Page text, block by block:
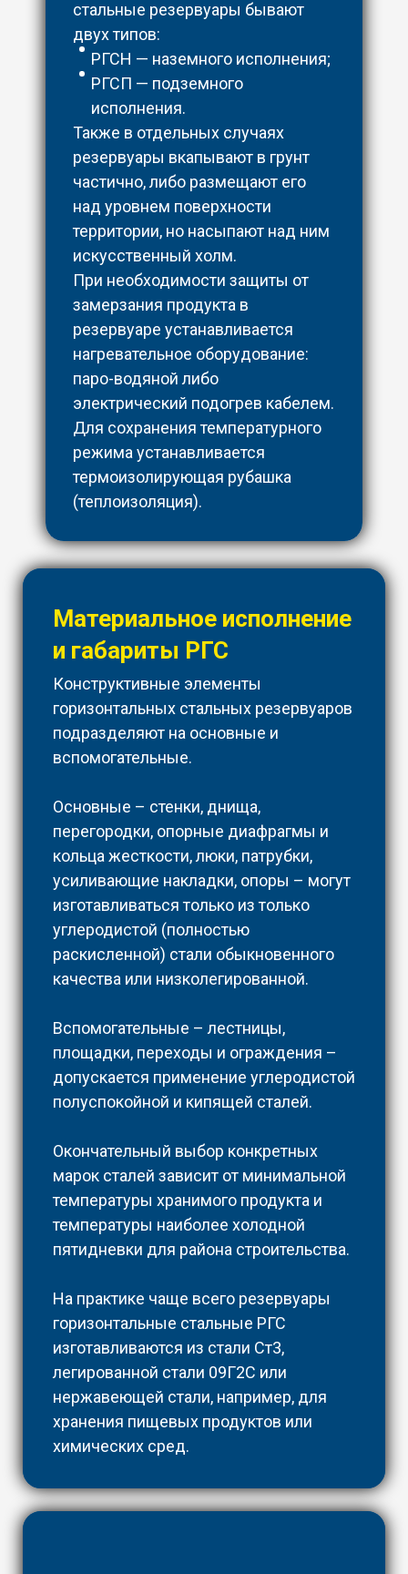
стальные резервуары бывают
двух типов:
РГСН — наземного исполнения;
РГСП — подземного
исполнения.
Также в отдельных случаях
резервуары вкапывают в грунт
частично, либо размещают его
над уровнем поверхности
территории, но насыпают над ним
искусственный холм.
При необходимости защиты от
замерзания продукта в
резервуаре устанавливается
нагревательное оборудование:
паро-водяной либо
электрический подогрев кабелем.
Для сохранения температурного
режима устанавливается
термоизолирующая рубашка
(теплоизоляция).
Материальное исполнение
и габариты РГС
Конструктивные элементы
горизонтальных стальных резервуаров
подразделяют на основные и
вспомогательные.
Основные – стенки, днища,
перегородки, опорные диафрагмы и
кольца жесткости, люки, патрубки,
усиливающие накладки, опоры – могут
изготавливаться только из только
углеродистой (полностью
раскисленной) стали обыкновенного
качества или низколегированной.
Вспомогательные – лестницы,
площадки, переходы и ограждения –
допускается применение углеродистой
полуспокойной и кипящей сталей.
Окончательный выбор конкретных
марок сталей зависит от минимальной
температуры хранимого продукта и
температуры наиболее холодной
пятидневки для района строительства.
На практике чаще всего резервуары
горизонтальные стальные РГС
изготавливаются из стали Ст3,
легированной стали 09Г2С или
нержавеющей стали, например, для
хранения пищевых продуктов или
химических сред.